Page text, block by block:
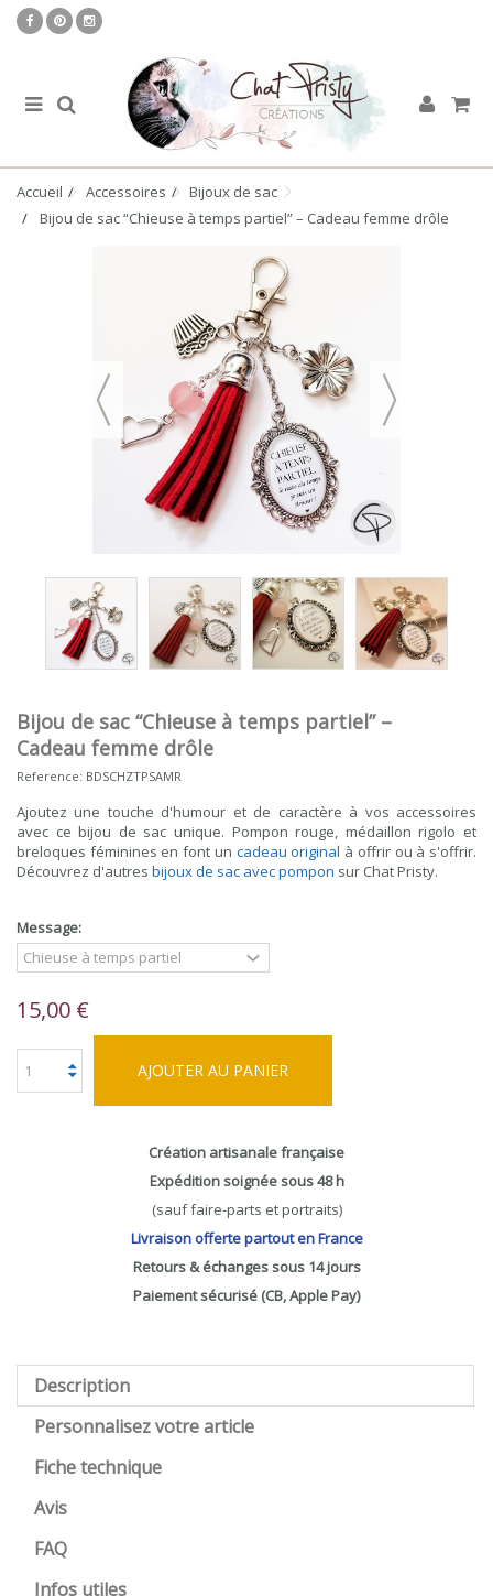
Accueil Accessoires
Bijoux de sac
Bijou de sac “Chieuse à temps partiel” – Cadeau femme drôle
Bijou de sac “Chieuse à temps partiel” –
Cadeau femme drôle
Reference: BDSCHZTPSAMR
Ajoutez une touche d'humour et de caractère à vos accessoires
avec ce bijou de sac unique. Pompon rouge, médaillon rigolo et
breloques féminines en font un cadeau original à offrir ou à s'offrir.
Découvrez d'autres bijoux de sac avec pompon sur Chat Pristy.
Message:
15,00 €
AJOUTER AU PANIER
Création artisanale française
Expédition soignée sous 48 h
(sauf faire-parts et portraits)
Livraison offerte partout en France
Retours & échanges sous 14 jours
Paiement sécurisé (CB, Apple Pay)
Description
Personnalisez votre article
Fiche technique
Avis
FAQ
Infos utiles